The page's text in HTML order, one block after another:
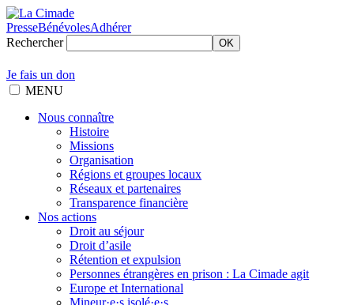
PresseBénévolesAdhérer
Rechercher
OK
Je fais un don
MENU
Nous connaître
Histoire
Missions
Organisation
Régions et groupes locaux
Réseaux et partenaires
Transparence financière
Nos actions
Droit au séjour
Droit d’asile
Rétention et expulsion
Personnes étrangères en prison : La Cimade agit
Europe et International
Mineur·e·s isolé·e·s